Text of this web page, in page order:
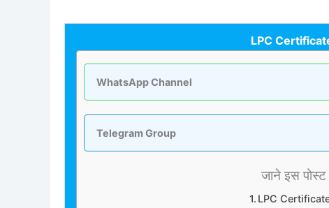
LPC
WhatsApp Channel
Telegram Group
जाने इस पोस्ट
LPC